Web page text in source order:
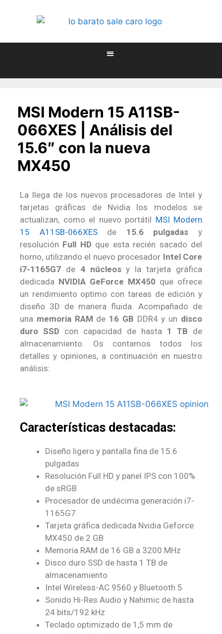
MSI Modern 15 A11SB-
066XES | Análisis del
15.6″ con la nueva
MX450
La llega de los nuevos procesadores de Intel y
tarjetas gráficas de Nvidia los modelos se
actualizan, como el nuevo portátil MSI Modern
15 A11SB-066XESde 15.6 pulgadas y
resolución Full HD que esta recién sacado del
horno, utilizando el nuevo procesador Intel Core
i7-1165G7 de 4 núcleosy la tarjeta gráfica
dedicada NVIDIA GeForce MX450 que ofrece
un rendimiento optimo con tareas de edición y
diseño 3D de manera fluida. Acompañado de
una memoria RAM de 16 GB DDR4 y un disco
duro SSD con capacidad de hasta 1 TB de
almacenamiento. Os contamos todos los
detalles y opiniones, a continuación en nuestro
análisis:
Características destacadas:
Diseño ligero y pantalla fina de 15.6
pulgadas
Resolución Full HD y panel IPS con 100%
de sRGB
Procesador de undécima generación i7-
1165G7
Tarjeta gráfica dedicada Nvidia Geforce
MX450 de 2 GB
Memoria RAM de 16 GB a 3200 MHz
Disco duro SSD de hasta 1 TB de
almacenamiento
Intel Wireless-AC 9560 y Bluetooth 5
Sonido Hi-Res Audio y Nahimic de hasta
24 bits/192 kHz
Teclado optimizado de 1,5 mm de